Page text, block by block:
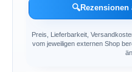
🔍Rezensionen
Preis, Lieferbarkeit,
vom jeweiligen externen Shop